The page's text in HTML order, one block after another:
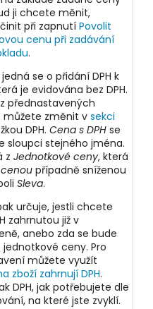
ji chcete měnit,
při zapnutíPovolit
cenu při zadávání
.
se o přidání DPH k
je evidována bez DPH.
přednastavených
můžete změnit vsekci
DPH.Cena s DPH se
sloupci stejného jména.
zJednotkové ceny, která
případně sníženou
Sleva.
určuje, jestli chcete
zahrnutou již v
anebo zda se bude
jednotkové ceny. Pro
můžete využít
zboží zahrnují DPH.
DPH, jak potřebujete dle
na které jste zvyklí.